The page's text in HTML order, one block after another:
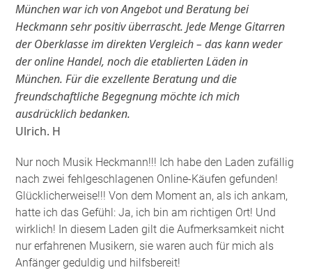
München war ich von Angebot und Beratung bei
Heckmann sehr positiv überrascht. Jede Menge Gitarren
der Oberklasse im direkten Vergleich – das kann weder
der online Handel, noch die etablierten Läden in
München. Für die exzellente Beratung und die
freundschaftliche Begegnung möchte ich mich
ausdrücklich bedanken.
Ulrich. H
Nur noch Musik Heckmann!!! Ich habe den Laden zufällig
nach zwei fehlgeschlagenen Online-Käufen gefunden!
Glücklicherweise!!! Von dem Moment an, als ich ankam,
hatte ich das Gefühl: Ja, ich bin am richtigen Ort! Und
wirklich! In diesem Laden gilt die Aufmerksamkeit nicht
nur erfahrenen Musikern, sie waren auch für mich als
Anfänger geduldig und hilfsbereit!